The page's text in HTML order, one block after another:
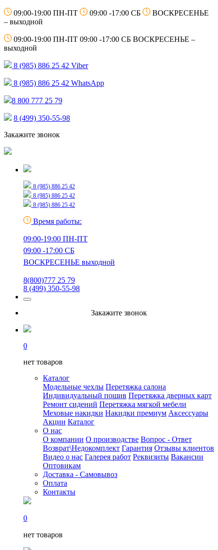
09:00-19:00 ПН-ПТ 09:00 -17:00 СБ
ВОСКРЕСЕНЬЕ
– выходной
09:00-19:00 ПН-ПТ 09:00 -17:00 СБ ВОСКРЕСЕНЬЕ –
выходной
8 (985) 886 25 42 Viber
8 (985) 886 25 42 WhatsApp
8 800 777 25 79
8 (499) 350-55-98
Закажите звонок
8 (985) 886 25 42
8 (985) 886 25 42
8 (985) 886 25 42
Время работы:
09:00-19:00 ПН-ПТ
09:00 -17:00 СБ
ВОСКРЕСЕНЬЕ выходной
8(800)777 25 79
8 (499) 350-55-98
Закажите звонок
0
нет товаров
Каталог
Модельные чехлы Перетяжка салона
Индивидуальный пошив Перетяжка дверных карт
Ремонт сидений Перетяжка мягкой мебели
Меховые накидки Накидки премиум Аксессуары
Акции Каталог
О нас
О компании О производстве Вопрос - Ответ
Возврат\Недокомплект Гарантия Отзывы клиентов
Видео о нас Галерея работ Реквизиты Вакансии
Оптовикам
Доставка - Самовывоз
Оплата
Контакты
0
нет товаров